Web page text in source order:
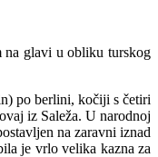
na glavi u obliku turskog
po berlini, kočiji s četiri
iz Saleža. U narodnoj
na zaravni iznad
je vrlo velika kazna za